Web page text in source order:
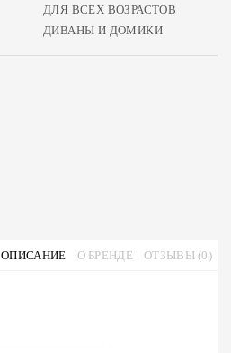
ДЛЯ ВСЕХ ВОЗРАСТОВ
ДИВАНЫ И ДОМИКИ
ОПИСАНИЕ О БРЕНДЕ ОТЗЫВЫ (0)